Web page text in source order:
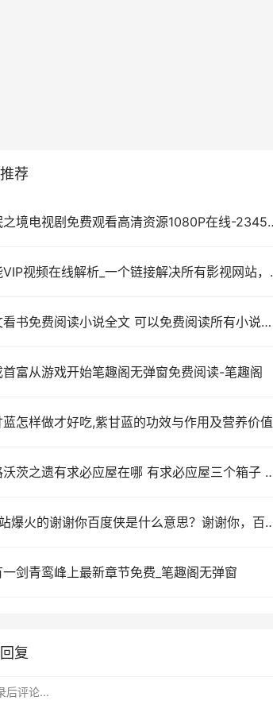
荐
境电视剧免费观看高清资源1080P在线-2345影视
视频在线解析_一个链接解决所有影视网站，追剧看电影有它就够了
书免费阅读小说全文 可以免费阅读所有小说的阅读神器
首富从游戏开始笔趣阁无弹窗免费阅读-笔趣阁
蓝怎样做才好吃,紫甘蓝的功效与作用及营养价值
茨之遗有求必应屋在哪 有求必应屋三个箱子 霍格沃茨之遗官网
爆火的谢谢你百度侠是什么意思？谢谢你，百度侠！
剑青鸾峰上最新章节免费_笔趣阁无弹窗
复
后评论...